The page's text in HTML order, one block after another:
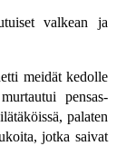
valkean ja
meidät kedolle
pensas-
palaten
jotka saivat